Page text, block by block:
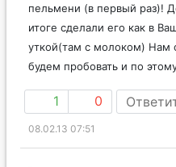
пельмени (в первый раз)!
итоге сделали его как в
уткой(там с молоком) Нам
будем пробовать и по
1 0
08.02.13 07:51